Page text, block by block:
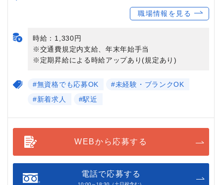
職場情報を見る
時給：1,330円
※交通費規定内支給、年末年始手当
※定期昇給による時給アップあり(規定あり)
#無資格でも応募OK
#未経験・ブランクOK
#新着求人
#駅近
WEBから応募する
電話で応募する